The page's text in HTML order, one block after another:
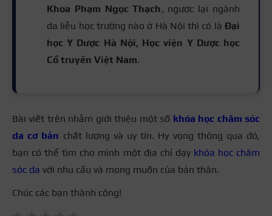
Khoa Phạm Ngọc Thạch, ngược lại ngành
da liễu học trường nào ở Hà Nội thì có là Đại
học Y Dược Hà Nội, Học viện Y Dược học
Cổ truyền Việt Nam.
Bài viết trên nhằm giới thiệu một số khóa học chăm sóc
da cơ bản chất lượng và uy tín. Hy vọng thông qua đó,
bạn có thể tìm cho mình một địa chỉ dạy khóa học chăm
sóc da với nhu cầu và mong muốn của bản thân.
Chúc các bạn thành công!